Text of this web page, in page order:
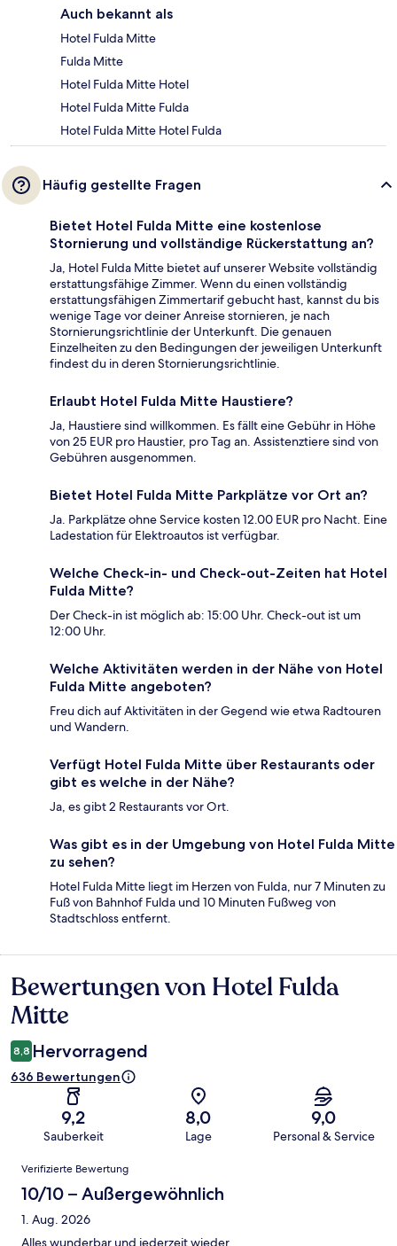
Auch bekannt als
Hotel Fulda Mitte
Fulda Mitte
Hotel Fulda Mitte Hotel
Hotel Fulda Mitte Fulda
Hotel Fulda Mitte Hotel Fulda
Häufig gestellte Fragen
Bietet Hotel Fulda Mitte eine kostenlose
Stornierung und vollständige Rückerstattung an?
Ja, Hotel Fulda Mitte bietet auf unserer Website vollständig
erstattungsfähige Zimmer. Wenn du einen vollständig
erstattungsfähigen Zimmertarif gebucht hast, kannst du bis
wenige Tage vor deiner Anreise stornieren, je nach
Stornierungsrichtlinie der Unterkunft. Die genauen
Einzelheiten zu den Bedingungen der jeweiligen Unterkunft
findest du in deren Stornierungsrichtlinie.
Erlaubt Hotel Fulda Mitte Haustiere?
Ja, Haustiere sind willkommen. Es fällt eine Gebühr in Höhe
von 25 EUR pro Haustier, pro Tag an. Assistenztiere sind von
Gebühren ausgenommen.
Bietet Hotel Fulda Mitte Parkplätze vor Ort an?
Ja. Parkplätze ohne Service kosten 12.00 EUR pro Nacht. Eine
Ladestation für Elektroautos ist verfügbar.
Welche Check-in- und Check-out-Zeiten hat Hotel
Fulda Mitte?
Der Check-in ist möglich ab: 15:00 Uhr. Check-out ist um
12:00 Uhr.
Welche Aktivitäten werden in der Nähe von Hotel
Fulda Mitte angeboten?
Freu dich auf Aktivitäten in der Gegend wie etwa Radtouren
und Wandern.
Verfügt Hotel Fulda Mitte über Restaurants oder
gibt es welche in der Nähe?
Ja, es gibt 2 Restaurants vor Ort.
Was gibt es in der Umgebung von Hotel Fulda Mitte
zu sehen?
Hotel Fulda Mitte liegt im Herzen von Fulda, nur 7 Minuten zu
Fuß von Bahnhof Fulda und 10 Minuten Fußweg von
Stadtschloss entfernt.
Bewertungen
Bewertungen von Hotel Fulda
Mitte
8,8 Hervorragend
636 Bewertungen
9,2
Sauberkeit
8,0
Lage
9,0
Personal & Service
Bewertungen
Verifizierte Bewertung
10/10 – Außergewöhnlich
1. Aug. 2026
Alles wunderbar und jederzeit wieder.